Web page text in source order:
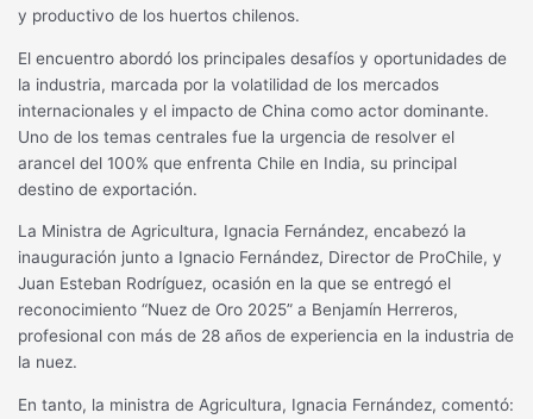
y productivo de los huertos chilenos.
El encuentro abordó los principales desafíos y oportunidades de
la industria, marcada por la volatilidad de los mercados
internacionales y el impacto de China como actor dominante.
Uno de los temas centrales fue la urgencia de resolver el
arancel del 100% que enfrenta Chile en India, su principal
destino de exportación.
La Ministra de Agricultura, Ignacia Fernández, encabezó la
inauguración junto a Ignacio Fernández, Director de ProChile, y
Juan Esteban Rodríguez, ocasión en la que se entregó el
reconocimiento “Nuez de Oro 2025” a Benjamín Herreros,
profesional con más de 28 años de experiencia en la industria de
la nuez.
En tanto, la ministra de Agricultura, Ignacia Fernández, comentó: